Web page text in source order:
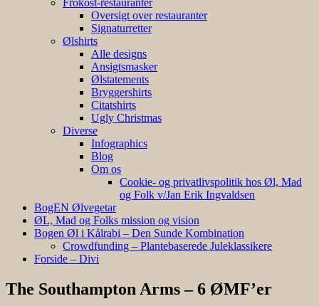
Oversigt over restauranter
Signaturretter
Ølshirts
Alle designs
Ansigtsmasker
Ølstatements
Bryggershirts
Citatshirts
Ugly Christmas
Diverse
Infographics
Blog
Om os
Cookie- og privatlivspolitik hos Øl, Mad
og Folk v/Jan Erik Ingvaldsen
BogEN Ølvegetar
ØL, Mad og Folks mission og vision
Bogen Øl i Kålrabi – Den Sunde Kombination
Crowdfunding – Plantebaserede Juleklassikere
Forside – Divi
The Southampton Arms – 6 ØMF’er